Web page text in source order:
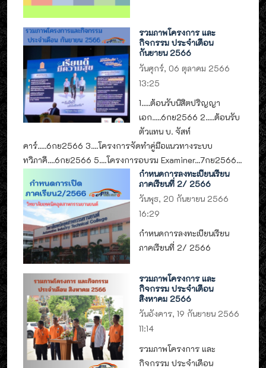
รวมภาพโครงการ และ
กิจกรรม ประจำเดือน
กันยายน 2566
วันศุกร์, 06 ตุลาคม 2566
13:25
1.....ต้อนรับนิสิตปริญญา
เอก.....6กย2566 2.....ต้อนรับ
ตัวแทน บ. จัสท์
คาร์.....6กย2566 3....โครงการจัดทำคู่มือแนวทางระบบ
ทวิภาคี....6กย2566 5....โครงการอบรม Examiner...7กย2566...
กำหนดการลงทะเบียนเรียน
ภาคเรียนที่ 2/ 2566
วันพุธ, 20 กันยายน 2566
16:29
กำหนดการลงทะเบียนเรียน
ภาคเรียนที่ 2/ 2566
รวมภาพโครงการ และ
กิจกรรม ประจำเดือน
สิงหาคม 2566
วันอังคาร, 19 กันยายน 2566
11:14
รวมภาพโครงการ และ
กิจกรรม ประจำเดือน